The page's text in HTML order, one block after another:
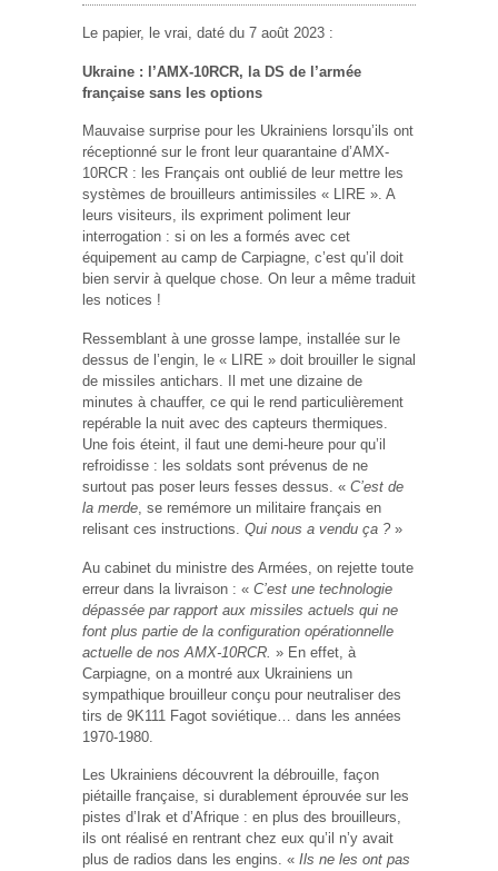
Le papier, le vrai, daté du 7 août 2023 :
Ukraine : l’AMX-10RCR, la DS de l’armée
française sans les options
Mauvaise surprise pour les Ukrainiens lorsqu’ils ont
réceptionné sur le front leur quarantaine d’AMX-
10RCR : les Français ont oublié de leur mettre les
systèmes de brouilleurs antimissiles « LIRE ». A
leurs visiteurs, ils expriment poliment leur
interrogation : si on les a formés avec cet
équipement au camp de Carpiagne, c’est qu’il doit
bien servir à quelque chose. On leur a même traduit
les notices !
Ressemblant à une grosse lampe, installée sur le
dessus de l’engin, le « LIRE » doit brouiller le signal
de missiles antichars. Il met une dizaine de
minutes à chauffer, ce qui le rend particulièrement
repérable la nuit avec des capteurs thermiques.
Une fois éteint, il faut une demi-heure pour qu’il
refroidisse : les soldats sont prévenus de ne
surtout pas poser leurs fesses dessus. « C’est de
la merde, se remémore un militaire français en
relisant ces instructions. Qui nous a vendu ça ? »
Au cabinet du ministre des Armées, on rejette toute
erreur dans la livraison : « C’est une technologie
dépassée par rapport aux missiles actuels qui ne
font plus partie de la configuration opérationnelle
actuelle de nos AMX-10RCR. » En effet, à
Carpiagne, on a montré aux Ukrainiens un
sympathique brouilleur conçu pour neutraliser des
tirs de 9K111 Fagot soviétique… dans les années
1970-1980.
Les Ukrainiens découvrent la débrouille, façon
piétaille française, si durablement éprouvée sur les
pistes d’Irak et d’Afrique : en plus des brouilleurs,
ils ont réalisé en rentrant chez eux qu’il n’y avait
plus de radios dans les engins. « Ils ne les ont pas